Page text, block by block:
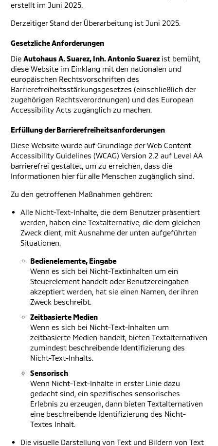
erstellt im Juni 2025.
Derzeitiger Stand der Überarbeitung ist Juni 2025.
Gesetzliche Anforderungen
Die Autohaus A. Suarez, Inh. Antonio Suarez ist bemüht,
diese Website im Einklang mit den nationalen und
europäischen Rechtsvorschriften des
Barrierefreiheitsstärkungsgesetzes (einschließlich der
zugehörigen Rechtsverordnungen) und des European
Accessibility Acts zugänglich zu machen.
Erfüllung der Barrierefreiheitsanforderungen
Diese Website wurde auf Grundlage der Web Content
Accessibility Guidelines (WCAG) Version 2.2 auf Level AA
barrierefrei gestaltet, um zu erreichen, dass die
Informationen hier für alle Menschen zugänglich sind.
Zu den getroffenen Maßnahmen gehören:
Alle Nicht-Text-Inhalte, die dem Benutzer präsentiert
werden, haben eine Textalternative, die dem gleichen
Zweck dient, mit Ausnahme der unten aufgeführten
Situationen.
Bedienelemente, Eingabe
Wenn es sich bei Nicht-Textinhalten um ein
Steuerelement handelt oder Benutzereingaben
akzeptiert werden, hat sie einen Namen, der ihren
Zweck beschreibt.
Zeitbasierte Medien
Wenn es sich bei Nicht-Text-Inhalten um
zeitbasierte Medien handelt, bieten Textalternativen
zumindest beschreibende Identifizierung des
Nicht-Text-Inhalts.
Sensorisch
Wenn Nicht-Text-Inhalte in erster Linie dazu
gedacht sind, ein spezifisches sensorisches
Erlebnis zu erzeugen, dann bieten Textalternativen
eine beschreibende Identifizierung des Nicht-
Textes Inhalt.
Die visuelle Darstellung von Text und Bildern von Text